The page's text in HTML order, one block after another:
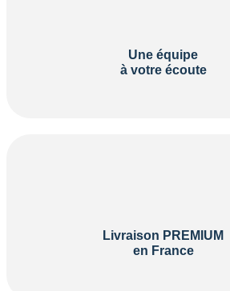
Une équipe
à votre écoute
Livraison PREMIUM
en France